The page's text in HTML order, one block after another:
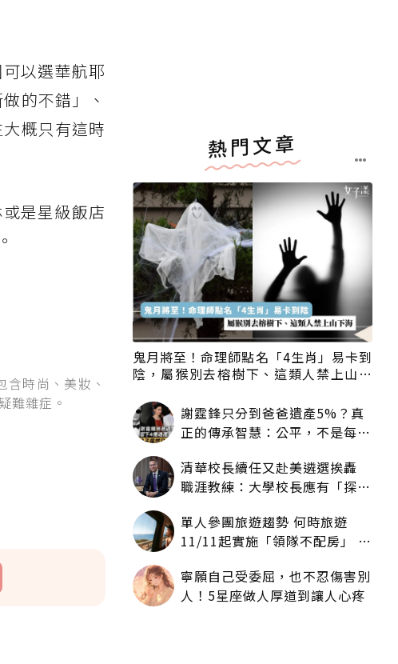
以選華航耶
的不錯」、
概只有這時
是星級飯店
時尚、美妝、
難雜症。
熱門文章
鬼月將至！命理師點名「4生肖」易卡到
陰，屬猴別去榕樹下、這類人禁上山下
謝霆鋒只分到爸爸遺產5%？真
正的傳承智慧：公平，不是每個
清華校長續任又赴美遴選挨轟
職涯教練：大學校長應有「探
單人參團旅遊趨勢 何時旅遊
11/11起實施「領隊不配房」 落
寧願自己受委屈，也不忍傷害別
人！5星座做人厚道到讓人心疼